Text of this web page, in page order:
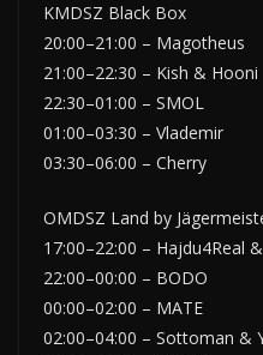
KMDSZ Black Box
20:00–21:00 – Magotheus
21:00–22:30 – Kish & Hooni
22:30–01:00 – SMOL
01:00–03:30 – Vlademir
03:30–06:00 – Cherry
OMDSZ Land by
17:00–22:00 – Hajdu4Real
22:00–00:00 – BODO
00:00–02:00 – MATE
02:00–04:00 – Sottoman &